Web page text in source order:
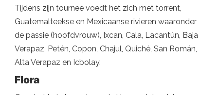
Tijdens zijn tournee voedt het zich met torrent,
Guatemalteekse en Mexicaanse rivieren waaronder
de passie (hoofdvrouw), Ixcan, Cala, Lacantún, Baja
Verapaz, Petén, Copon, Chajul, Quiché, San Román,
Alta Verapaz en Icbolay.
Flora